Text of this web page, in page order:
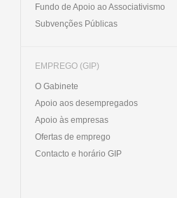
Fundo de Apoio ao Associativismo
Subvenções Públicas
EMPREGO (GIP)
O Gabinete
Apoio aos desempregados
Apoio às empresas
Ofertas de emprego
Contacto e horário GIP